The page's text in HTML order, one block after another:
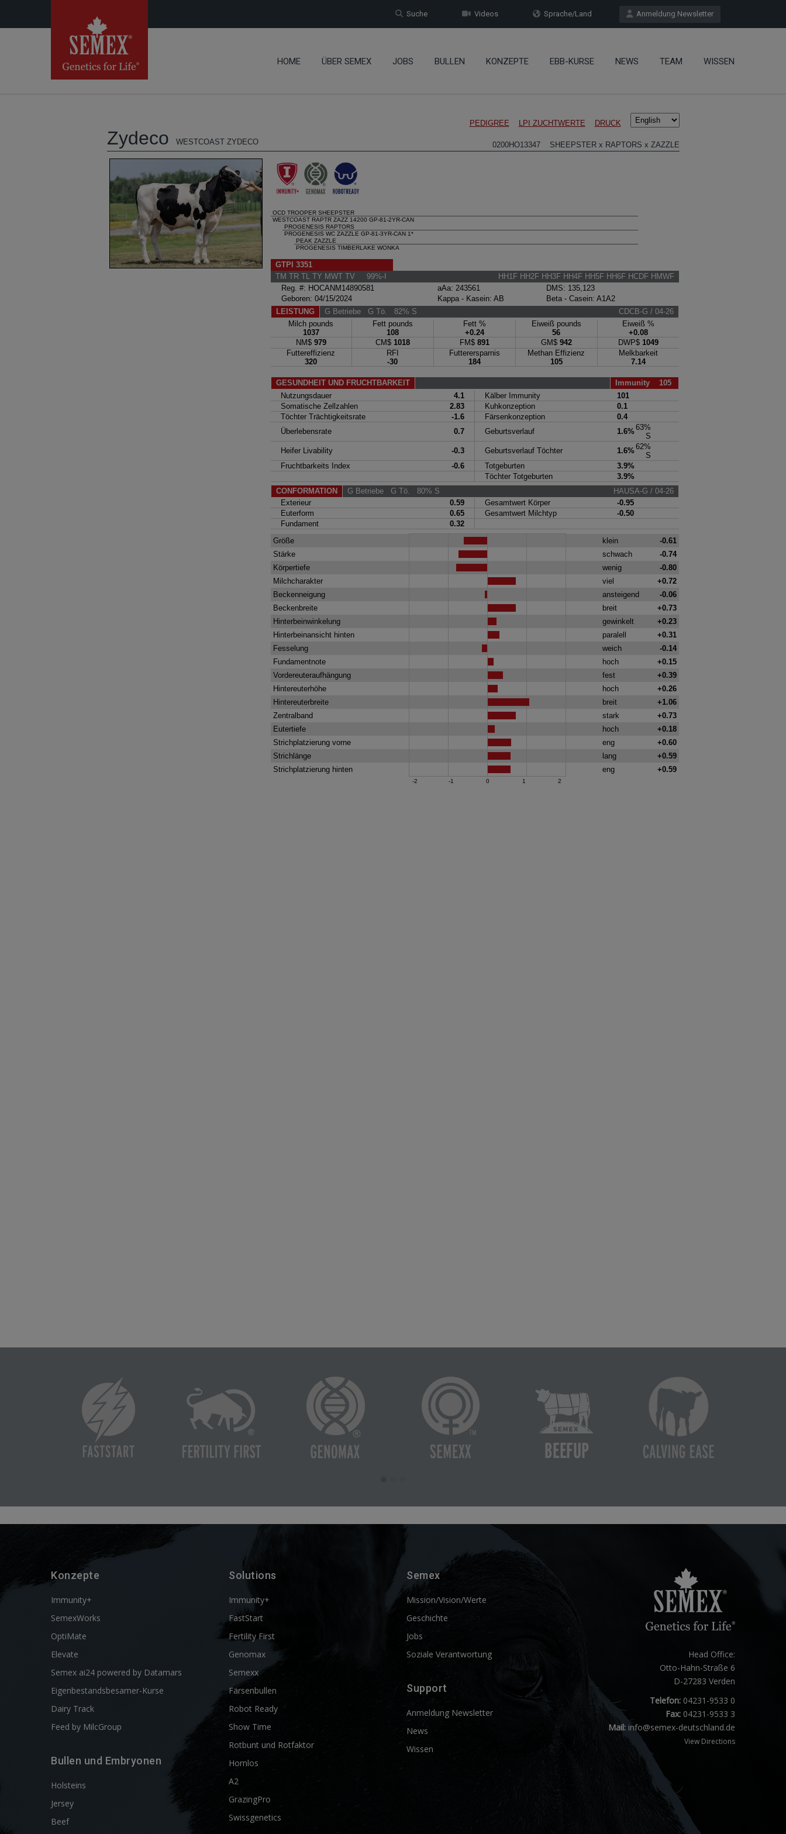
Anmeldung Newsletter
Sprache/Land
Videos
Suche
HOME ÜBER SEMEX JOBS BULLEN KONZEPTE EBB-KURSE NEWS TEAM WISSEN
Konzepte
Immunity+
SemexWorks
OptiMate
Elevate
Semex ai24 powered by Datamars
Eigenbestandsbesamer-Kurse
Dairy Track
Feed by MilcGroup
Bullen und Embryonen
Holsteins
Jersey
Beef
Solutions
Immunity+
FastStart
Fertility First
Genomax
Semexx
Färsenbullen
Robot Ready
Show Time
Rotbunt und Rotfaktor
Hornlos
A2
GrazingPro
Swissgenetics
Semex
Mission/Vision/Werte
Geschichte
Jobs
Soziale Verantwortung
Support
Anmeldung Newsletter
News
Wissen
Head Office:
Otto-Hahn-Straße 6
D-27283 Verden
Telefon:04231-9533 0
Fax:04231-9533 3
Mail: info@semex-deutschland.de
View Directions